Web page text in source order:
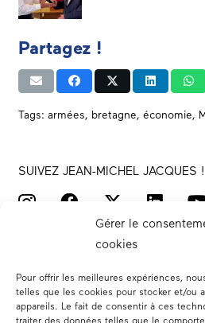
Gérer le
cookies
Pour offrir les meilleures expériences,
telles que les cookies pour stocker et/ou
appareils. Le fait de consentir à ces
traiter des données telles que le
Partagez !
Tags: armées, bretagne, économie,
SUIVEZ JEAN-MICHEL JACQUES !